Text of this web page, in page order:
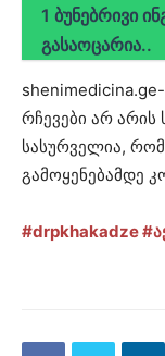
1 ბუნებრივი
გასაოცარია..
რჩევები არ არის
სასურველია,
გამოყენებამდე
#drpkhakadze